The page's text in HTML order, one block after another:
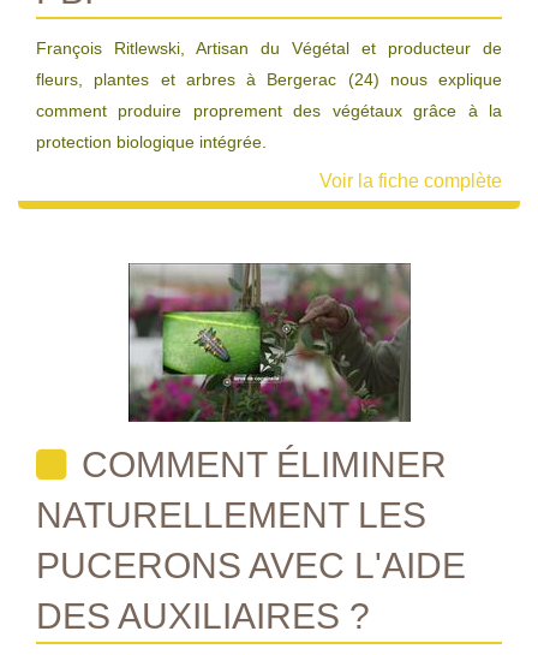
François Ritlewski, Artisan du Végétal et producteur de
fleurs, plantes et arbres à Bergerac (24) nous explique
comment produire proprement des végétaux grâce à la
protection biologique intégrée.
Voir la fiche complète
COMMENT ÉLIMINER
NATURELLEMENT LES
PUCERONS AVEC L'AIDE
DES AUXILIAIRES ?